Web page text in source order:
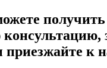
получить
к